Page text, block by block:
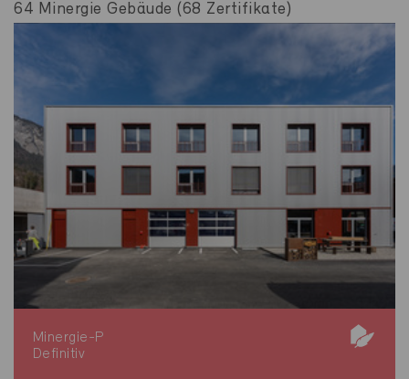
64 Minergie Gebäude (68 Zertifikate)
Minergie-P
Definitiv